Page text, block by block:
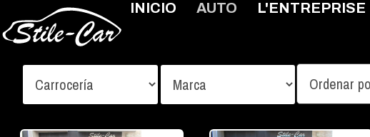
INICIO AUTO L'ENTREPRISE